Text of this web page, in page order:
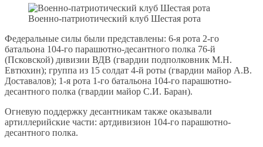
Военно-патриотический клуб Шестая рота
Федеральные силы были представлены: 6-я рота 2-го
батальона 104-го парашютно-десантного полка 76-й
(Псковской) дивизии ВДВ (гвардии подполковник М.Н.
Евтюхин); группа из 15 солдат 4-й роты (гвардии майор А.В.
Доставалов); 1-я рота 1-го батальона 104-го парашютно-
десантного полка (гвардии майор С.И. Баран).
Огневую поддержку десантникам также оказывали
артиллерийские части: артдивизион 104-го парашютно-
десантного полка.